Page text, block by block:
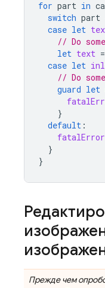
for part in
switch part
case let
// Do
let text =
case let
// Do
guard let
}
default :
fatalError
}
}
Прежде чем